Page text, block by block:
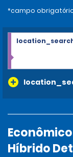
*campo
Econômico
Híbrido